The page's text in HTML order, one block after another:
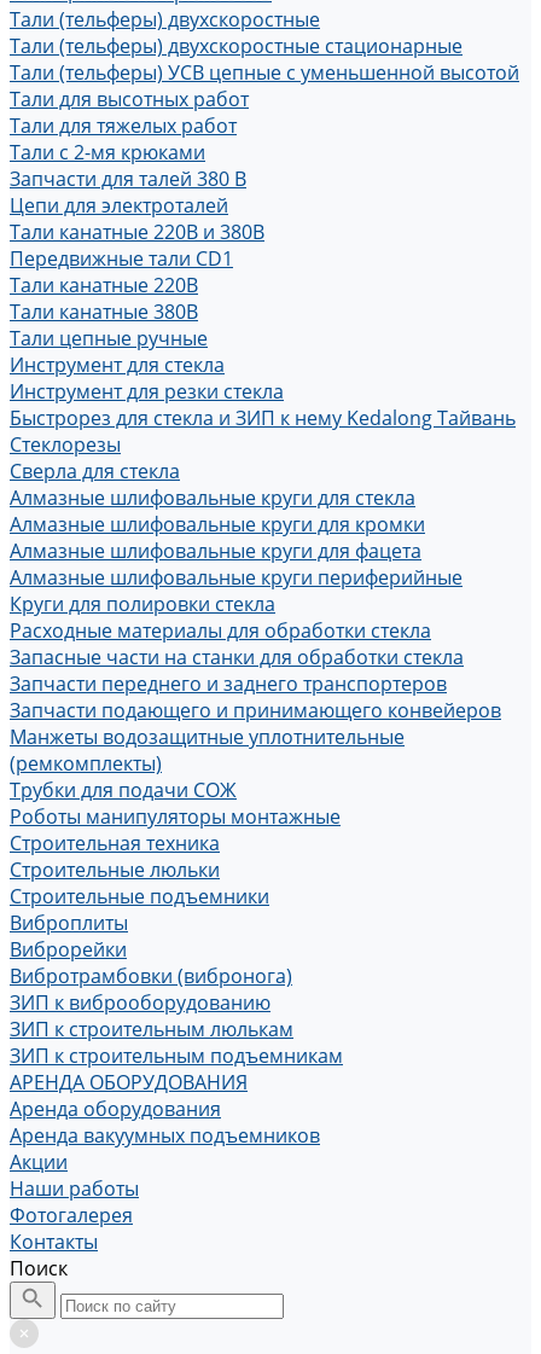
Тали (тельферы) двухскоростные
Тали (тельферы) двухскоростные стационарные
Тали (тельферы) УСВ цепные с уменьшенной высотой
Тали для высотных работ
Тали для тяжелых работ
Тали с 2-мя крюками
Запчасти для талей 380 В
Цепи для электроталей
Тали канатные 220В и 380В
Передвижные тали CD1
Тали канатные 220В
Тали канатные 380В
Тали цепные ручные
Инструмент для стекла
Инструмент для резки стекла
Быстрорез для стекла и ЗИП к нему Kedalong Тайвань
Стеклорезы
Сверла для стекла
Алмазные шлифовальные круги для стекла
Алмазные шлифовальные круги для кромки
Алмазные шлифовальные круги для фацета
Алмазные шлифовальные круги периферийные
Круги для полировки стекла
Расходные материалы для обработки стекла
Запасные части на станки для обработки стекла
Запчасти переднего и заднего транспортеров
Запчасти подающего и принимающего конвейеров
Манжеты водозащитные уплотнительные
(ремкомплекты)
Трубки для подачи СОЖ
Роботы манипуляторы монтажные
Строительная техника
Строительные люльки
Строительные подъемники
Виброплиты
Виброрейки
Вибротрамбовки (вибронога)
ЗИП к виброоборудованию
ЗИП к строительным люлькам
ЗИП к строительным подъемникам
АРЕНДА ОБОРУДОВАНИЯ
Аренда оборудования
Аренда вакуумных подъемников
Акции
Наши работы
Фотогалерея
Контакты
Поиск